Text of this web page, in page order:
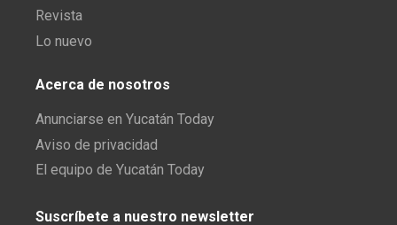
Revista
Lo nuevo
Acerca de nosotros
Anunciarse en Yucatán Today
Aviso de privacidad
El equipo de Yucatán Today
Suscríbete a nuestro newsletter